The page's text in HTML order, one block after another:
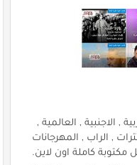
, الاجنبية , العالمية ,
, الراب , المهرجانات
كاملة اون لاين.